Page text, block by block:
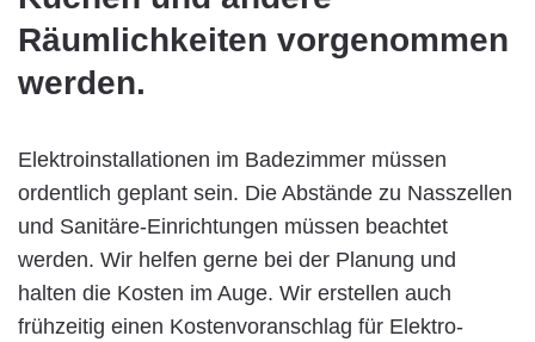
Räumlichkeiten vorgenommen
werden.
Elektroinstallationen im Badezimmer müssen
ordentlich geplant sein. Die Abstände zu Nasszellen
und Sanitäre-Einrichtungen müssen beachtet
werden. Wir helfen gerne bei der Planung und
halten die Kosten im Auge. Wir erstellen auch
frühzeitig einen Kostenvoranschlag für Elektro-